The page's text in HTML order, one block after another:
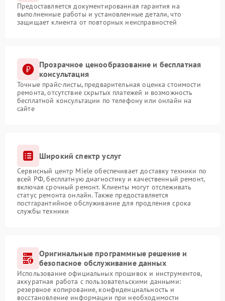
Предоставляется документированная гарантия на
выполненные работы и установленные детали, что
защищает клиента от повторных неисправностей
Прозрачное ценообразование и бесплатная
консультация
Точные прайс-листы, предварительная оценка стоимости
ремонта, отсутствие скрытых платежей и возможность
бесплатной консультации по телефону или онлайн на
сайте
Широкий спектр услуг
Сервисный центр Miele обеспечивает доставку техники по
всей РФ, бесплатную диагностику и качественный ремонт,
включая срочный ремонт. Клиенты могут отслеживать
статус ремонта онлайн. Также предоставляется
постгарантийное обслуживание для продления срока
службы техники
Оригинальные программные решение и
безопасное обслуживание данных
Использование официальных прошивок и инструментов,
аккуратная работа с пользовательскими данными:
резервное копирование, конфиденциальность и
восстановление информации при необходимости